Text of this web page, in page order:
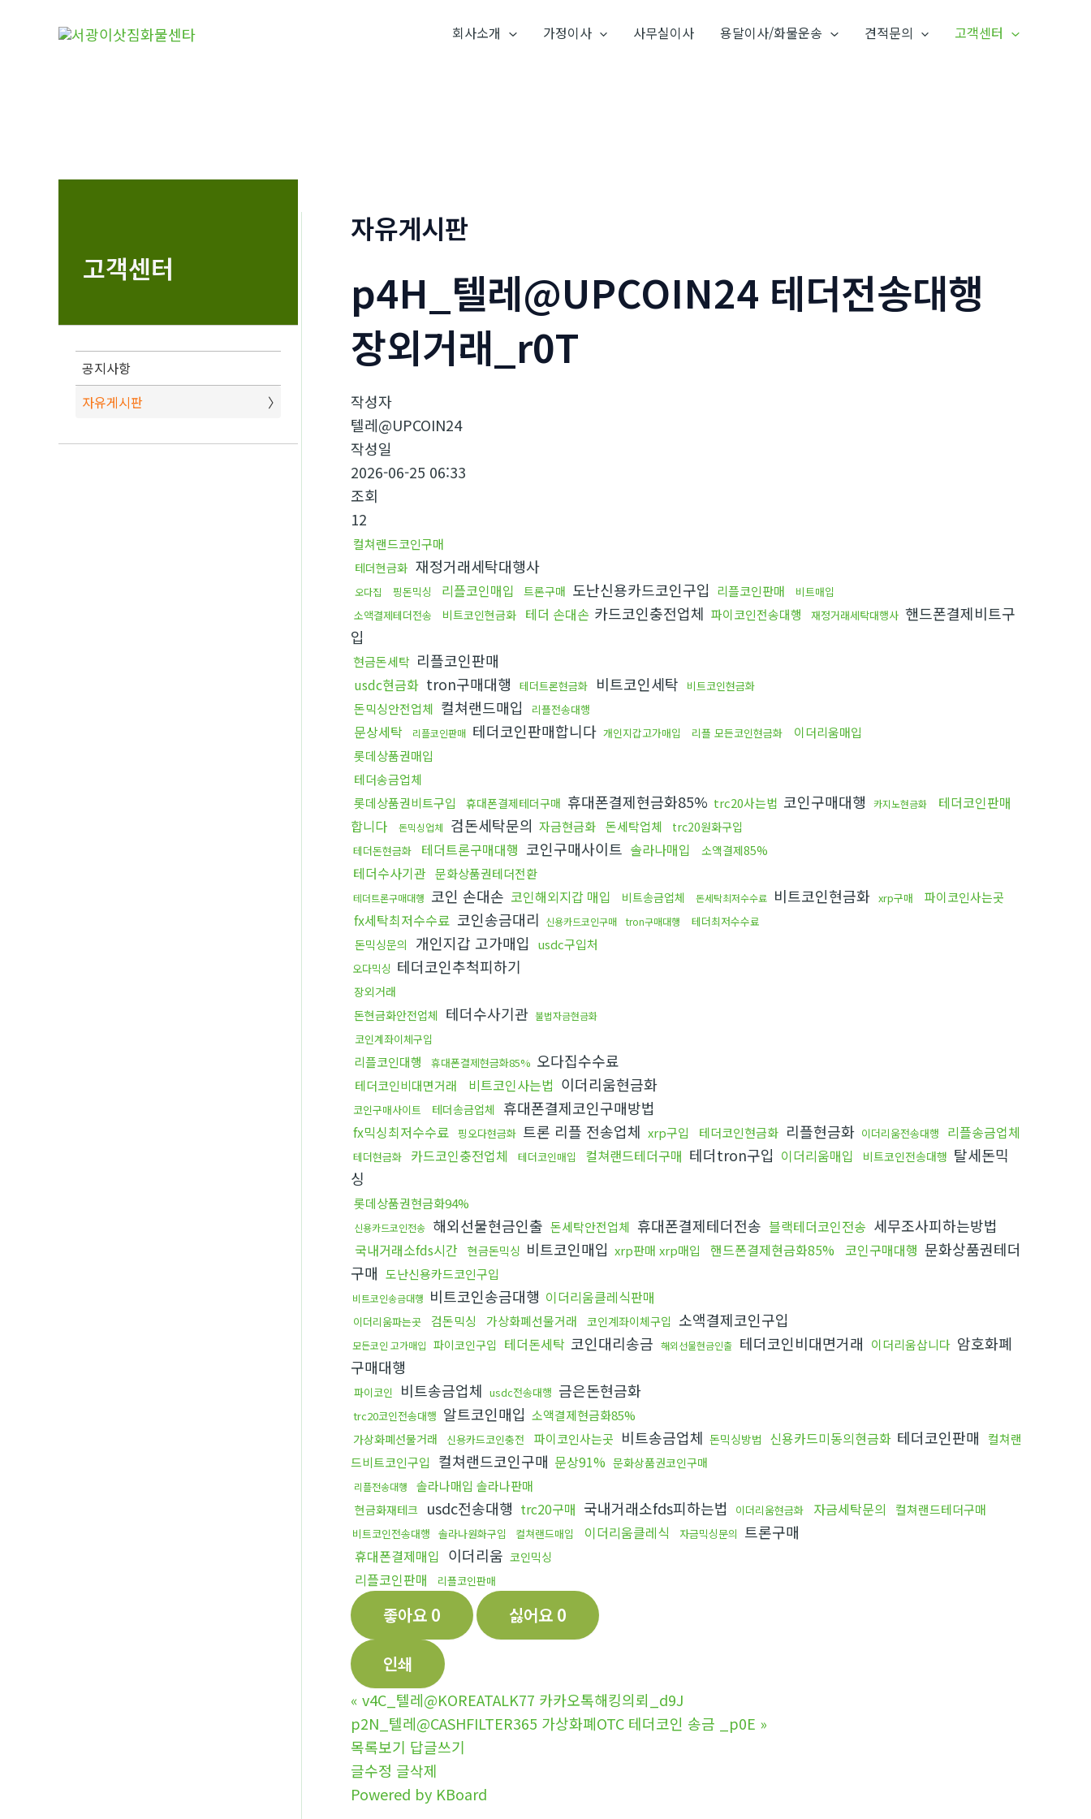
회사소개 가정이사 사무실이사 용달이사/화물운송 견적문의 고객센터
고객센터
공지사항
자유게시판
자유게시판
p4H_텔레@UPCOIN24 테더전송대행
장외거래_r0T
작성자
텔레@UPCOIN24
작성일
2026-06-25 06:33
조회
12
컬쳐랜드코인구매
테더현금화 재정거래세탁대행사
오다집 핑돈믹싱 리플코인매입 트론구매 도난신용카드코인구입 리플코인판매
비트매입
소액결제테더전송
비트코인현금화 테더 손대손 카드코인충전업체 파이코인전송대행 재정거래세탁대행사 핸드폰결제비트구
입
현금돈세탁 리플코인판매
usdc현금화 tron구매대행 테더트론현금화 비트코인세탁 비트코인현금화
돈믹싱안전업체 컬쳐랜드매입 리플전송대행
문상세탁 리플코인판매 테더코인판매합니다 개인지갑고가매입 리플 모든코인현금화
이더리움매입
롯데상품권매입
테더송금업체
롯데상품권비트구입
휴대폰결제테더구매 휴대폰결제현금화85% trc20사는법 코인구매대행 카지노현금화
테더코인판매
합니다
돈믹싱업체 검돈세탁문의 자금현금화 돈세탁업체 trc20원화구입
테더돈현금화 테더트론구매대행 코인구매사이트 솔라나매입 소액결제85%
테더수사기관 문화상품권테더전환
테더트론구매대행 코인 손대손 코인해외지갑 매입 비트송금업체 돈세탁최저수수료 비트코인현금화 xrp구매 파이코인사는곳
fx세탁최저수수료 코인송금대리 신용카드코인구매 tron구매대행 테더최저수수료
돈믹싱문의 개인지갑 고가매입 usdc구입처
오다믹싱 테더코인추척피하기
장외거래
돈현금화안전업체 테더수사기관 불법자금현금화
코인계좌이체구입
리플코인대행 휴대폰결제현금화85% 오다집수수료
테더코인비대면거래 비트코인사는법 이더리움현금화
코인구매사이트 테더송금업체 휴대폰결제코인구매방법
fx믹싱최저수수료 핑오다현금화 트론 리플 전송업체 xrp구입 테더코인현금화 리플현금화 이더리움전송대행 리플송금업체
테더현금화 카드코인충전업체 테더코인매입 컬쳐랜드테더구매 테더tron구입 이더리움매입 비트코인전송대행 탈세돈믹
싱
롯데상품권현금화94%
신용카드코인전송 해외선물현금인출 돈세탁안전업체 휴대폰결제테더전송 블랙테더코인전송 세무조사피하는방법
국내거래소fds시간 현금돈믹싱 비트코인매입 xrp판매 xrp매입 핸드폰결제현금화85% 코인구매대행 문화상품권테더
구매 도난신용카드코인구입
비트코인송금대행 비트코인송금대행 이더리움클레식판매
이더리움파는곳 검돈믹싱 가상화폐선물거래 코인계좌이체구입 소액결제코인구입
모든코인 고가매입 파이코인구입 테더돈세탁 코인대리송금 해외선물현금인출 테더코인비대면거래 이더리움삽니다 암호화폐
구매대행
파이코인 비트송금업체 usdc전송대행 금은돈현금화
trc20코인전송대행 알트코인매입 소액결제현금화85%
가상화폐선물거래 신용카드코인충전 파이코인사는곳 비트송금업체 돈믹싱방법 신용카드미동의현금화 테더코인판매
컬쳐랜
드비트코인구입
컬쳐랜드코인구매 문상91% 문화상품권코인구매
리플전송대행 솔라나매입 솔라나판매
현금화재테크 usdc전송대행 trc20구매 국내거래소fds피하는법 이더리움현금화 자금세탁문의 컬쳐랜드테더구매
비트코인전송대행 솔라나원화구입 컬쳐랜드매입 이더리움클레식 자금믹싱문의 트론구매
휴대폰결제매입 이더리움 코인믹싱
리플코인판매 리플코인판매
좋아요 0 싫어요 0
인쇄
« v4C_텔레@KOREATALK77 카카오톡해킹의뢰_d9J
p2N_텔레@CASHFILTER365 가상화폐OTC 테더코인 송금 _p0E »
목록보기 답글쓰기
글수정 글삭제
Powered by KBoard